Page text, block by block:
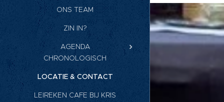
ONS TEAM
ZIN IN?
AGENDA
CHRONOLOGISCH
LOCATIE & CONTACT
LEIREKEN CAFE BIJ KRIS